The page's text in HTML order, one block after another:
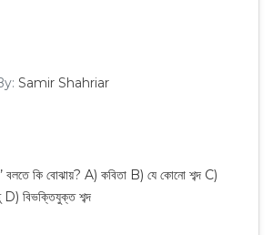
Samir Shahriar
কি বোঝায়? A) কবিতা B) যে কোনো শব্দ C)
D) বিভক্তিযুক্ত শব্দ